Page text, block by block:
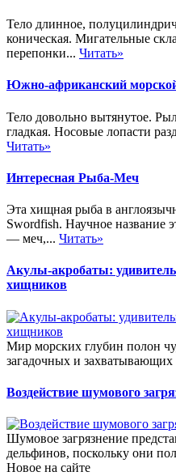
Тело длинное,
коническая. Мигательные
перепонки... Читать»
Южно-африканский
Тело довольно вытянутое.
гладкая. Носовые лопасти
Читать»
Интересная Рыба-Меч
Эта хищная рыба в
Swordfish. Научное название
— меч,... Читать»
Акулы-акробаты:
хищников
Мир морских глубин полон
загадочных и захватывающих
Воздействие шумового
Шумовое загрязнение
дельфинов, поскольку они
Новое на сайте